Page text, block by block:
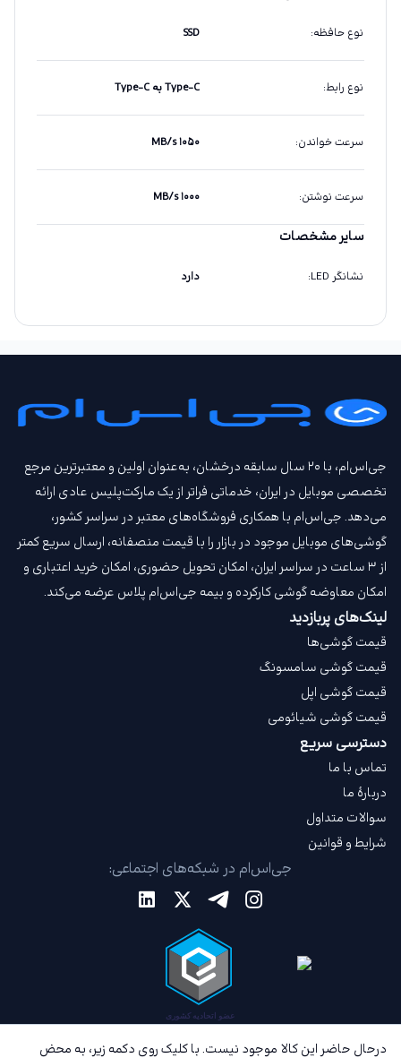
نوع حافظه:
SSD
نوع رابط: Type-C به Type-C
سرعت خواندن: ۱۰۵۰ MB/s
سرعت نوشتن: ۱۰۰۰ MB/s
سایر مشخصات
نشانگر LED : دارد
درحال حاضر این کالا موجود نیست. با کلیک روی دکمه زیر، به محض
جی‌اس‌ام، با ۲۰ سال سابقه درخشان، به‌عنوان اولین و معتبرترین مرجع
تخصصی موبایل در ایران، خدماتی فراتر از یک مارکت‌پلیس عادی ارائه
می‌دهد. جی‌اس‌ام با همکاری فروشگاه‌های معتبر در سراسر کشور،
گوشی‌های موبایل موجود در بازار را با قیمت‌ منصفانه، ارسال سریع کمتر
از ۳ ساعت در سراسر ایران، امکان تحویل حضوری، امکان خرید اعتباری و
امکان معاوضه گوشی کارکرده و بیمه جی‌اس‌ام‌ پلاس عرضه می‌کند.
لینک‌های پربازدید
قیمت گوشی‌ها
قیمت گوشی سامسونگ
قیمت گوشی اپل
قیمت گوشی شیائومی
دسترسی سریع
تماس با ما
دربارهٔ ما
سوالات متداول
شرایط و قوانین
جی‌اس‌ام در شبکه‌های اجتماعی: